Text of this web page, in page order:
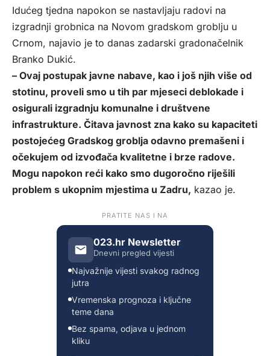
Idućeg tjedna napokon se nastavljaju radovi na
izgradnji grobnica na Novom gradskom groblju u
Crnom, najavio je to danas zadarski gradonačelnik
Branko Dukić.
– Ovaj postupak javne nabave, kao i još njih više od
stotinu, proveli smo u tih par mjeseci deblokade i
osigurali izgradnju komunalne i društvene
infrastrukture. Čitava javnost zna kako su kapaciteti
postojećeg Gradskog groblja odavno premašeni i
očekujem od izvođača kvalitetne i brze radove.
Mogu napokon reći kako smo dugoročno riješili
problem s ukopnim mjestima u Zadru, kazao je.
PRATITE NAS I NA
023.hr Newsletter
Dnevni pregled vijesti
Najvažnije vijesti svakog radnog
jutra
Vremenska prognoza i ključne
teme dana
Bez spama, odjava u jednom
kliku